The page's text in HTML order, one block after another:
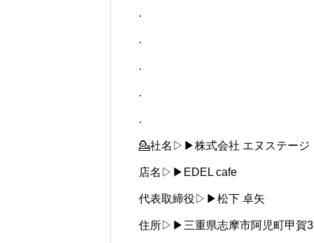
.
.
.
.
.
💁社名▷▶︎株式会社 エヌステージ
店名▷▶︎EDEL cafe
代表取締役▷▶︎松下 卓矢
住所▷▶︎三重県志摩市阿児町甲賀